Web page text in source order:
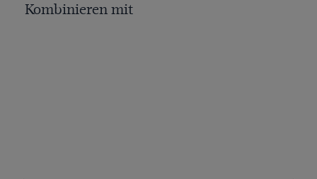
Kombinieren mit